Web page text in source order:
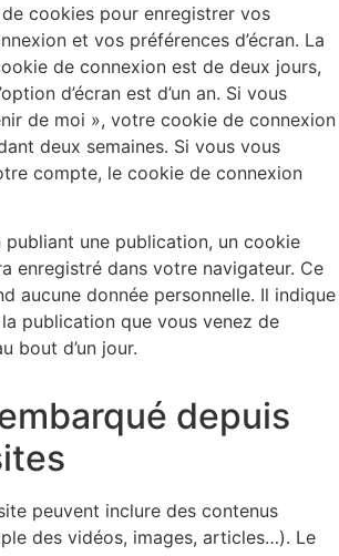
cookies pour enregistrer vos
et vos préférences d’écran. La
de connexion est de deux jours,
d’écran est d’un an. Si vous
de moi », votre cookie de connexion
deux semaines. Si vous vous
compte, le cookie de connexion
publiant une publication, un cookie
enregistré dans votre navigateur. Ce
aucune donnée personnelle. Il indique
la publication que vous venez de
bout d’un jour.
depuis
peuvent inclure des contenus
des vidéos, images, articles…). Le